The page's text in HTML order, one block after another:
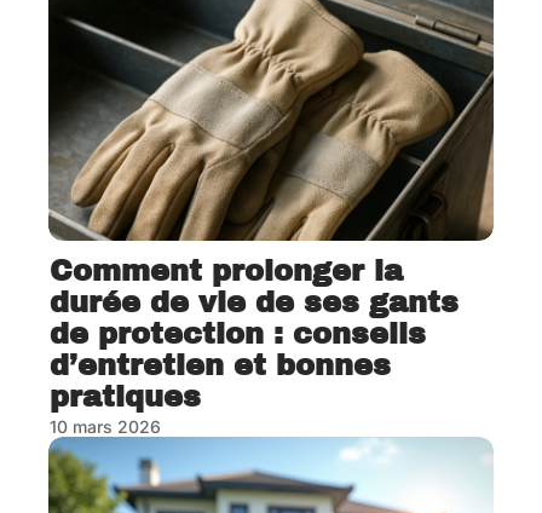
Comment prolonger la
durée de vie de ses gants
de protection : conseils
d’entretien et bonnes
pratiques
10 mars 2026